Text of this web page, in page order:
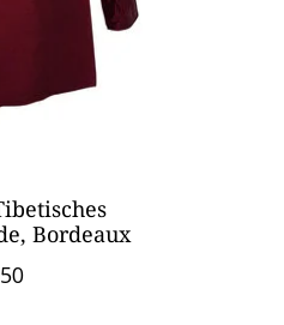
Bordeaux